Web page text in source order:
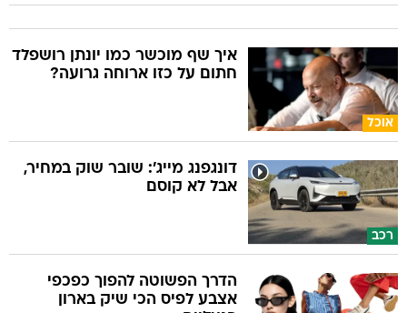
אוכל
איך שף מוכשר כמו יונתן רושפלד
חתום על כזו ארוחה גרועה?
רכב
דונגפנג מייג': שובר שוק במחיר,
אבל לא קוסם
הדרך הפשוטה להפוך כפכפי
אצבע לפיס הכי שיק בארון